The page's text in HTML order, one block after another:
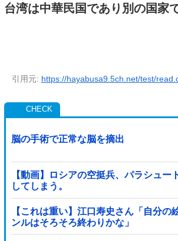
台湾は中華民国であり別の国家
引用元: https://hayabusa9.5ch.net/test/
脳の手術で正常な脳を摘出
【動画】ロシアの空挺兵、パラシュー
してしまう。
【これは重い】江口寿史さん「自分の
ンルはそろそろ終わりかな」